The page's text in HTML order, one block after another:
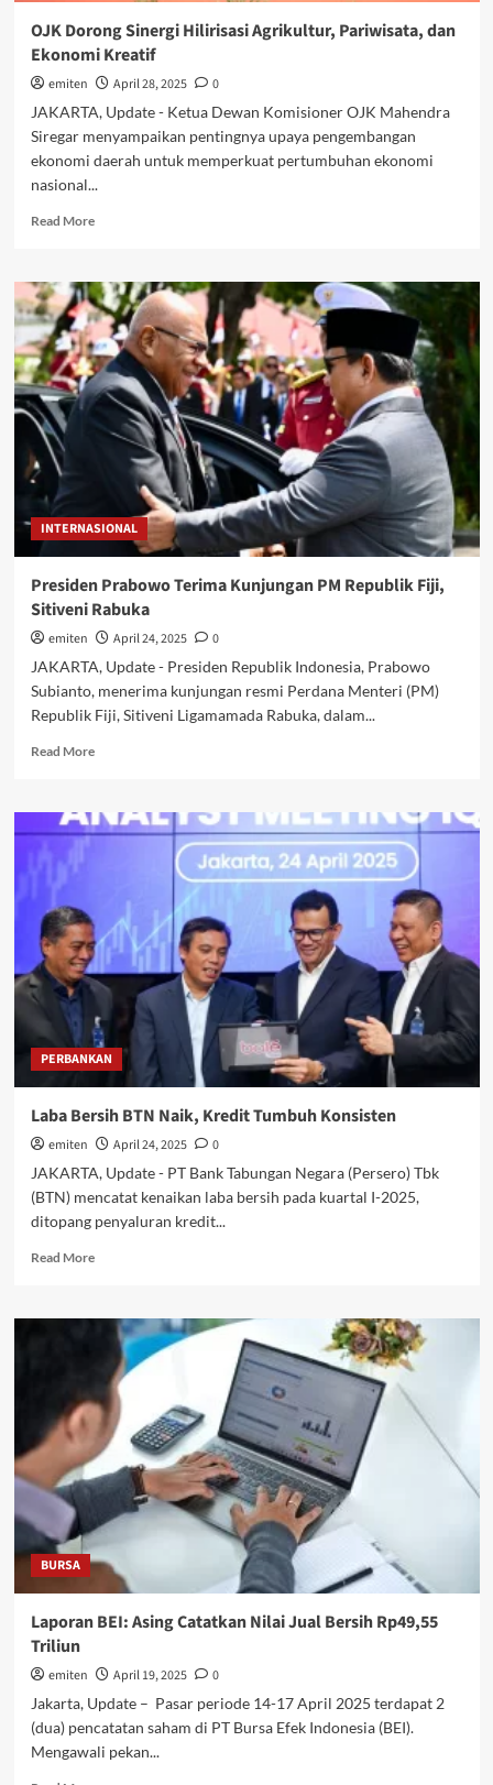
OJK Dorong Sinergi Hilirisasi Agrikultur, Pariwisata, dan
Ekonomi Kreatif
emiten April 28, 2025
0
JAKARTA, Update - Ketua Dewan Komisioner OJK Mahendra
Siregar menyampaikan pentingnya upaya pengembangan
ekonomi daerah untuk memperkuat pertumbuhan ekonomi
nasional...
Read MoreRead
OJK
Dorong
Sinergi
Hilirisasi
Agrikultur,
Pariwisata,
dan
Ekonomi
Kreatif
INTERNASIONAL
Presiden Prabowo Terima Kunjungan PM Republik Fiji,
Sitiveni Rabuka
emiten April 24, 2025
0
JAKARTA, Update - Presiden Republik Indonesia, Prabowo
Subianto, menerima kunjungan resmi Perdana Menteri (PM)
Republik Fiji, Sitiveni Ligamamada Rabuka, dalam...
Read MoreRead
Presiden
Prabowo
Republik
Fiji,
Sitiveni
Rabuka
PERBANKAN
Laba Bersih BTN Naik, Kredit Tumbuh Konsisten
emiten April 24, 2025
0
JAKARTA, Update - PT Bank Tabungan Negara (Persero) Tbk
(BTN) mencatat kenaikan laba bersih pada kuartal I-2025,
ditopang penyaluran kredit...
Read MoreRead
Laba
Bersih
BTN
Naik,
Kredit
Tumbuh
Konsisten
BURSA
Laporan BEI: Asing Catatkan Nilai Jual Bersih Rp49,55
Triliun
emiten April 19, 2025
0
Jakarta, Update – Pasar periode 14-17 April 2025 terdapat 2
(dua) pencatatan saham di PT Bursa Efek Indonesia (BEI).
Mengawali pekan...